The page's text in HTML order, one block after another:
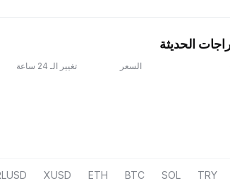
الحديثة
السعر تغيير الـ 24 ساعة
TRY
SOL
BTC
ETH
XUSD